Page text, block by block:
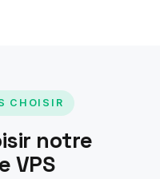
CHOISIR
notre
VPS